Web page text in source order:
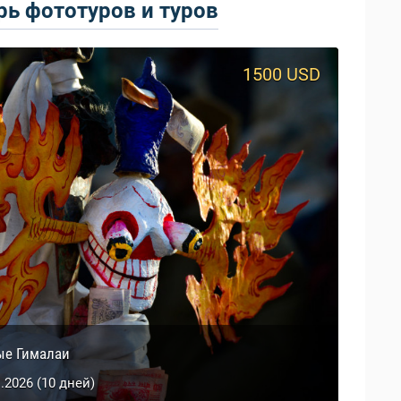
фототуров и туров
Тибет
(9 дней)
950 USD
Гималаи
(10 дней)
1500 USD